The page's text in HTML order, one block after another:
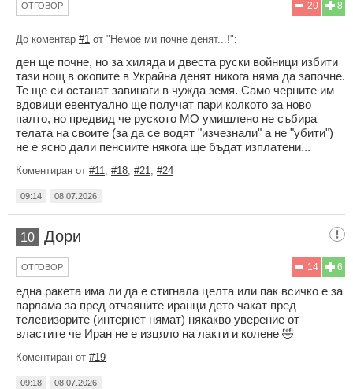
8
20
ОТГОВОР
До коментар #1 от "Немое ми почне денят...!":
ден ще почне, но за хиляда и двеста руски войници избити
тази нощ в окопите в Украйна денят никога няма да започне.
Те ще си останат завинаги в чужда земя. Само черните им
вдовици евентуално ще получат пари колкото за ново
палто, но предвид че руското МО умишлено не събира
телата на своите (за да се водят "изчезнали" а не "убити")
не е ясно дали пенсиите някога ще бъдат изплатени...
Коментиран от #11 #18 #21 #24
09:14 08.07.2026
10 Дори
6
14
ОТГОВОР
една ракета има ли да е стигнала целта или пак всичко е за
парлама за пред отчаяните иранци дето чакат пред
телевизорите (интернет нямат) някакво уверение от
властите че Иран не е изцяло на лакти и колене 🤣
Коментиран от #19
09:18 08.07.2026